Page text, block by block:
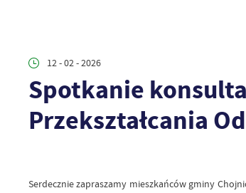
12 - 02 - 2026
Spotkanie
Przekształcania
Serdecznie zapraszamy mieszkańców gminy